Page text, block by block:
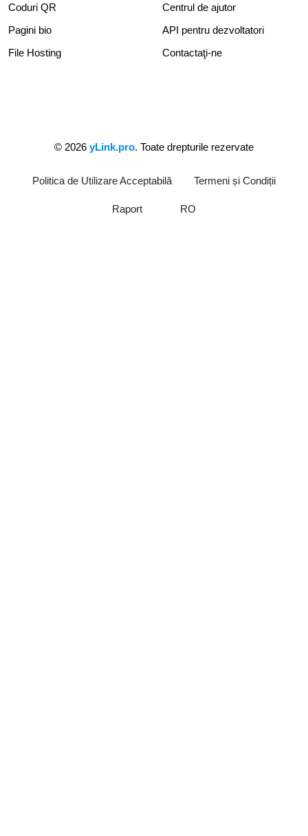
Coduri QR
Pagini bio
File Hosting
Centrul de ajutor
API pentru dezvoltatori
Contactaţi-ne
© 2026 yLink.pro. Toate drepturile rezervate
Politica de Utilizare Acceptabilă Termeni și Condiții
Raport RO